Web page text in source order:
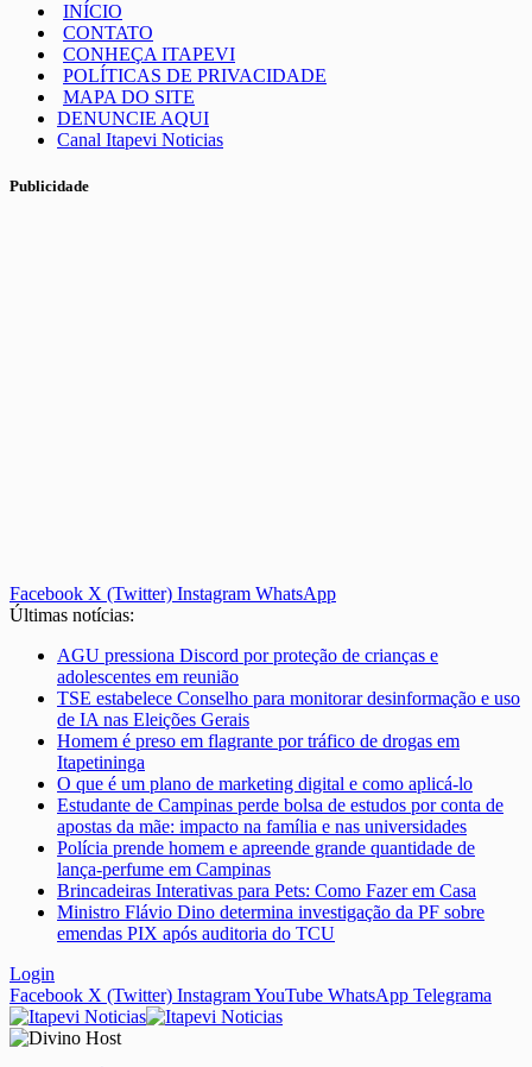
INÍCIO
CONTATO
CONHEÇA ITAPEVI
POLÍTICAS DE PRIVACIDADE
MAPA DO SITE
DENUNCIE AQUI
Canal Itapevi Noticias
Publicidade
Facebook X (Twitter) Instagram WhatsApp
Últimas notícias:
AGU pressiona Discord por proteção de crianças e
adolescentes em reunião
TSE estabelece Conselho para monitorar desinformação e uso
de IA nas Eleições Gerais
Homem é preso em flagrante por tráfico de drogas em
Itapetininga
O que é um plano de marketing digital e como aplicá-lo
Estudante de Campinas perde bolsa de estudos por conta de
apostas da mãe: impacto na família e nas universidades
Polícia prende homem e apreende grande quantidade de
lança-perfume em Campinas
Brincadeiras Interativas para Pets: Como Fazer em Casa
Ministro Flávio Dino determina investigação da PF sobre
emendas PIX após auditoria do TCU
Login
Facebook X (Twitter) InstagramYouTube WhatsApp Telegrama